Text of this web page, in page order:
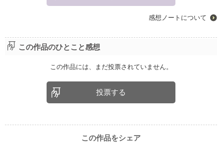
感想ノートについて
この作品のひとこと感想
この作品には、まだ投票されていません。
投票する
この作品をシェア